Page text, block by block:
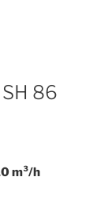
86
m³/h